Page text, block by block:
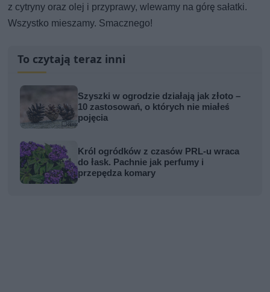
z cytryny oraz olej i przyprawy, wlewamy na górę sałatki.
Wszystko mieszamy. Smacznego!
To czytają teraz inni
Szyszki w ogrodzie działają jak złoto –
10 zastosowań, o których nie miałeś
pojęcia
Król ogródków z czasów PRL-u wraca
do łask. Pachnie jak perfumy i
przepędza komary